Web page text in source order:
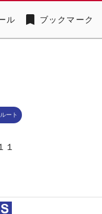
ル bookmark ブックマーク
ート
１